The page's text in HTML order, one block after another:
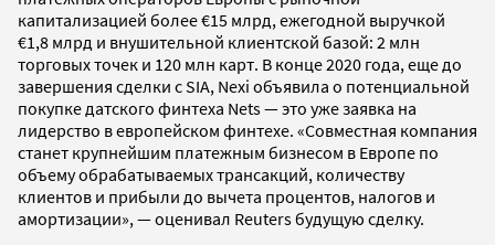
капитализацией более €15 млрд, ежегодной выручкой
€1,8 млрд и внушительной клиентской базой: 2 млн
торговых точек и 120 млн карт. В конце 2020 года, еще до
завершения сделки с SIA, Nexi объявила о потенциальной
покупке датского финтеха Nets — это уже заявка на
лидерство в европейском финтехе. «Совместная компания
станет крупнейшим платежным бизнесом в Европе по
объему обрабатываемых транcакций, количеству
клиентов и прибыли до вычета процентов, налогов и
амортизации», — оценивал Reuters будущую сделку.